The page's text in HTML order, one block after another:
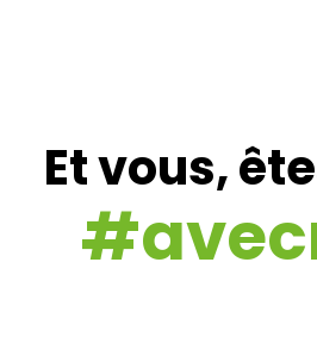
Et vous,